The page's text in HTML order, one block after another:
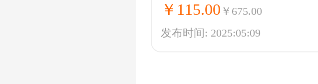
￥115.00 ￥675.00
发布时间: 2025:05:09